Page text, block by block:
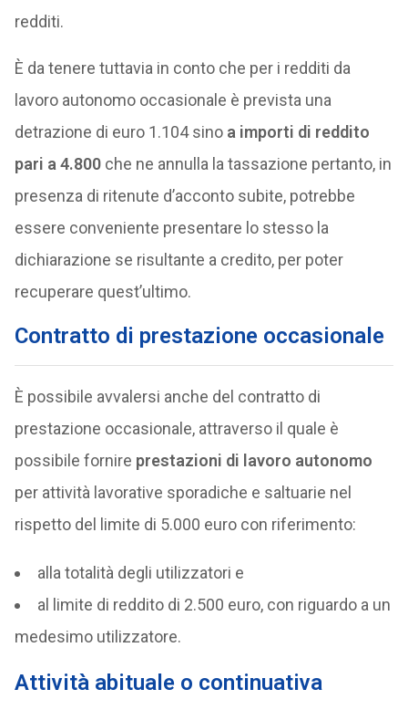
redditi.
È da tenere tuttavia in conto che per i redditi da
lavoro autonomo occasionale è prevista una
detrazione di euro 1.104 sino a importi di reddito
pari a 4.800che ne annulla la tassazione pertanto, in
presenza di ritenute d’acconto subite, potrebbe
essere conveniente presentare lo stesso la
dichiarazione se risultante a credito, per poter
recuperare quest’ultimo.
Contratto di prestazione occasionale
È possibile avvalersi anche del contratto di
prestazione occasionale, attraverso il quale è
possibile fornire prestazioni di lavoro autonomo
per attività lavorative sporadiche e saltuarie nel
rispetto del limite di 5.000 euro con riferimento:
alla totalità degli utilizzatori e
al limite di reddito di 2.500 euro, con riguardo a un
medesimo utilizzatore.
Attività abituale o continuativa